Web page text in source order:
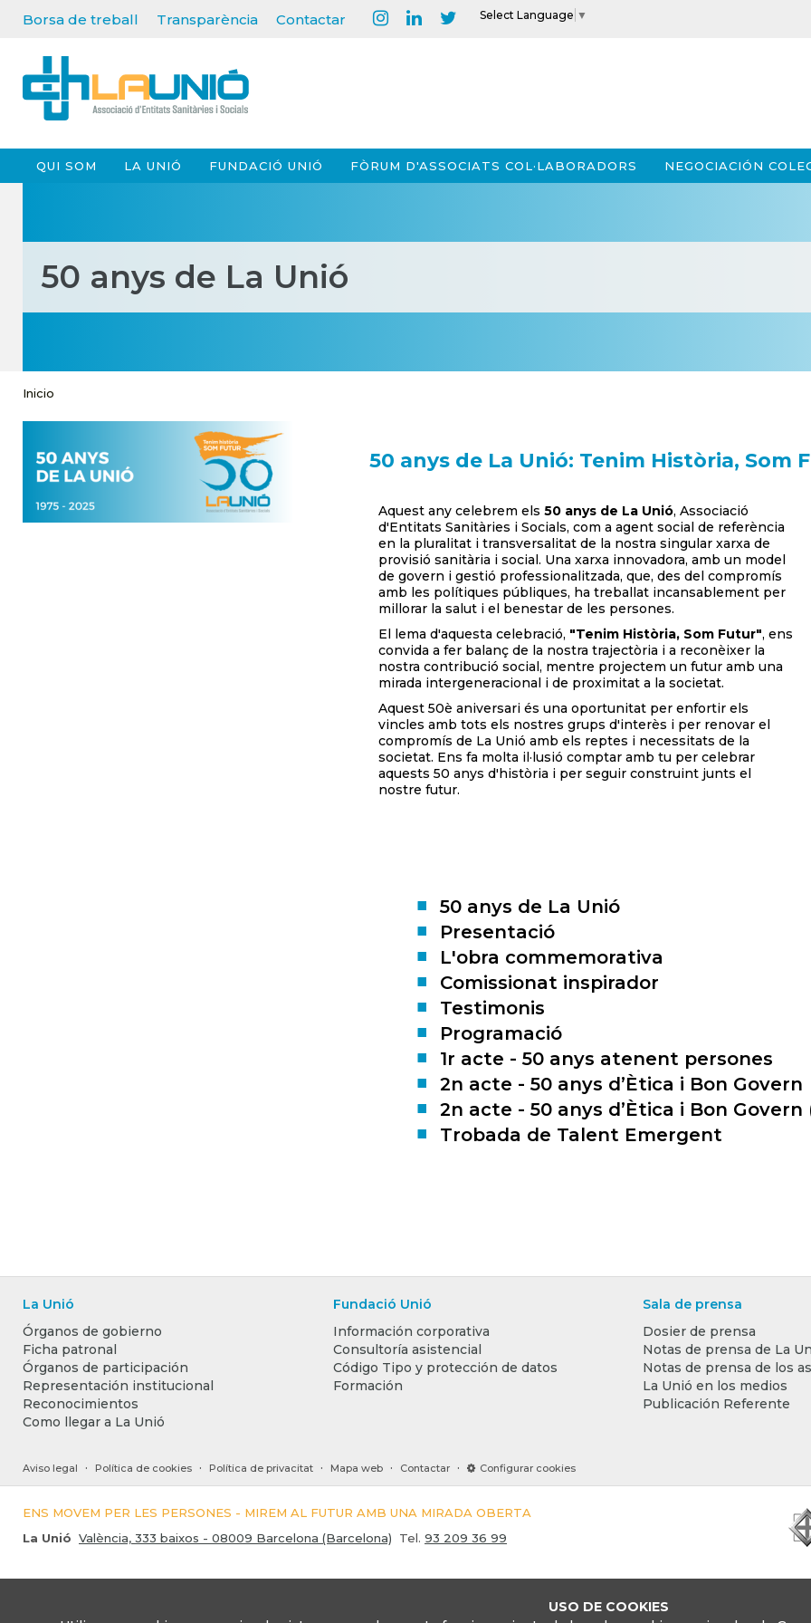
USO DE COOKIES
Borsa de treball Transparència Contactar Select Language ▼
QUI SOM LA UNIÓ FUNDACIÓ UNIÓ FÒRUM D'ASSOCIATS COL·LABORADORS NEGOCIACIÓN
50 anys de La Unió
Inicio
50 anys de La Unió: Tenim Història, Som
Aquest any celebrem els 50 anys de La Unió, Associació
d'Entitats Sanitàries i Socials, com a agent social de referència
en la pluralitat i transversalitat de la nostra singular xarxa de
provisió sanitària i social. Una xarxa innovadora, amb un model
de govern i gestió professionalitzada, que, des del compromís
amb les polítiques públiques, ha treballat incansablement per
millorar la salut i el benestar de les persones.
El lema d'aquesta celebració, "Tenim Història, Som Futur", ens
convida a fer balanç de la nostra trajectòria i a reconèixer la
nostra contribució social, mentre projectem un futur amb una
mirada intergeneracional i de proximitat a la societat.
Aquest 50è aniversari és una oportunitat per enfortir els
vincles amb tots els nostres grups d'interès i per renovar el
compromís de La Unió amb els reptes i necessitats de la
societat. Ens fa molta il·lusió comptar amb tu per celebrar
aquests 50 anys d'història i per seguir construint junts el
nostre futur.
50 anys de La Unió
Presentació
L'obra commemorativa
Comissionat inspirador
Testimonis
Programació
1r acte - 50 anys atenent persones
2n acte - 50 anys d’Ètica i Bon Govern
2n acte - 50 anys d’Ètica i Bon Govern
Trobada de Talent Emergent
La Unió
Órganos de gobierno
Ficha patronal
Órganos de participación
Representación institucional
Reconocimientos
Como llegar a La Unió
Fundació Unió
Información corporativa
Consultoría asistencial
Código Tipo y protección de datos
Formación
Sala de prensa
Dosier de prensa
Notas de prensa de La
Notas de prensa de los
La Unió en los medios
Publicación Referente
Aviso legal · Política de cookies · Política de privacitat · Mapa web · Contactar · Configurar cookies
ENS MOVEM PER LES PERSONES - MIREM AL FUTUR AMB UNA MIRADA OBERTA
La Unió València, 333 baixos - 08009 Barcelona (Barcelona) Tel. 93 209 36 99